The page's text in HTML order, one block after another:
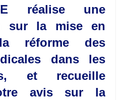
réalise une
sur la mise en
réforme des
dans les
et recueille
avis sur la